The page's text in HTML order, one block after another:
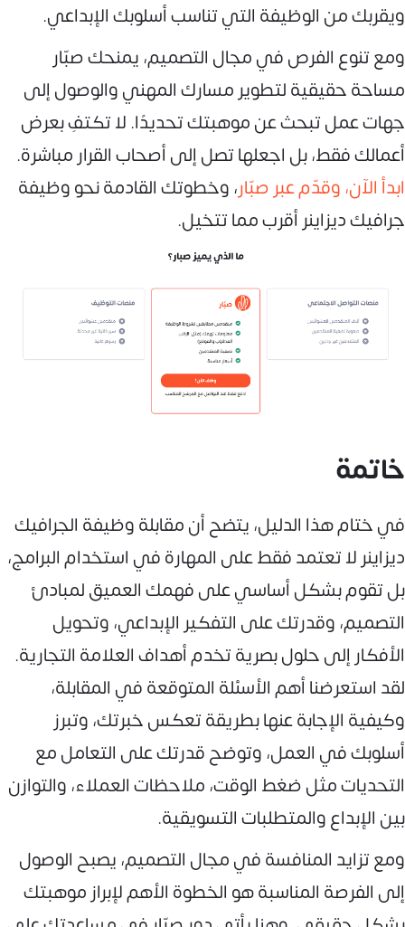
ويقربك من الوظيفة التي تناسب أسلوبك الإبداعي.
ومع تنوع الفرص في مجال التصميم، يمنحك صبّار
مساحة حقيقية لتطوير مسارك المهني والوصول إلى
جهات عمل تبحث عن موهبتك تحديدًا. لا تكتفِ بعرض
أعمالك فقط، بل اجعلها تصل إلى أصحاب القرار مباشرة.
ابدأ الآن، وقدّم عبر صبّار، وخطوتك القادمة نحو وظيفة
جرافيك ديزاينر أقرب مما تتخيل.
خاتمة
في ختام هذا الدليل، يتضح أن مقابلة وظيفة الجرافيك
ديزاينر لا تعتمد فقط على المهارة في استخدام البرامج،
بل تقوم بشكل أساسي على فهمك العميق لمبادئ
التصميم، وقدرتك على التفكير الإبداعي، وتحويل
الأفكار إلى حلول بصرية تخدم أهداف العلامة التجارية.
لقد استعرضنا أهم الأسئلة المتوقعة في المقابلة،
وكيفية الإجابة عنها بطريقة تعكس خبرتك، وتبرز
أسلوبك في العمل، وتوضح قدرتك على التعامل مع
التحديات مثل ضغط الوقت، ملاحظات العملاء، والتوازن
بين الإبداع والمتطلبات التسويقية.
ومع تزايد المنافسة في مجال التصميم، يصبح الوصول
إلى الفرصة المناسبة هو الخطوة الأهم لإبراز موهبتك